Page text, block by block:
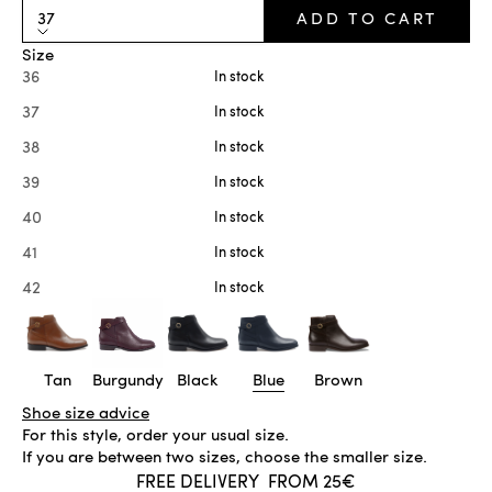
Tan Burgundy Black Blue Brown
37
Size
36
In stock
37 In stock
38 In stock
39 In stock
40 In stock
41 In stock
42 In stock
ADD TO CART
Shoe size advice
For this style, order your usual size.
If you are between two sizes, choose the smaller size.
IN STOCK
FREE DELIVERY FROM 25€